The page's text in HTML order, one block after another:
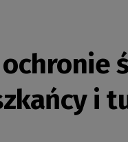
i